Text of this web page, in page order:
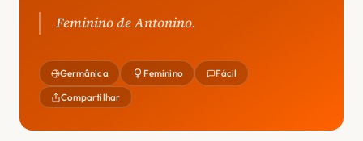
Feminino de Antonino.
Germânica Feminino Fácil
Compartilhar